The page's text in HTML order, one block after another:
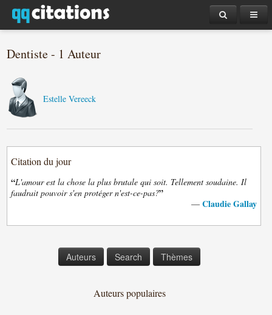
Dentiste - 1 Auteur
Estelle Vereeck
Citation du jour
“L'amour est la chose la plus brutale qui soit. Tellement soudaine. Il
faudrait pouvoir s'en protéger n'est-ce-pas?”
— Claudie Gallay
Auteurs Search Thèmes
Auteurs populaires